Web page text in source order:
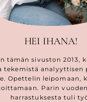
HEI IHANA!
tämän sivuston 2013,
tekemistä analyyttisen
Opettelin leipomaan,
Parin
harrastuksesta tuli